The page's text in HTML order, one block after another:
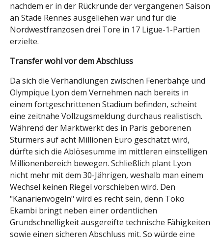
nachdem er in der Rückrunde der vergangenen Saison
an Stade Rennes ausgeliehen war und für die
Nordwestfranzosen drei Tore in 17 Ligue-1-Partien
erzielte.
Transfer wohl vor dem Abschluss
Da sich die Verhandlungen zwischen Fenerbahçe und
Olympique Lyon dem Vernehmen nach bereits in
einem fortgeschrittenen Stadium befinden, scheint
eine zeitnahe Vollzugsmeldung durchaus realistisch.
Während der Marktwerkt des in Paris geborenen
Stürmers auf acht Millionen Euro geschätzt wird,
dürfte sich die Ablösesumme im mittleren einstelligen
Millionenbereich bewegen. Schließlich plant Lyon
nicht mehr mit dem 30-Jährigen, weshalb man einem
Wechsel keinen Riegel vorschieben wird. Den
"Kanarienvögeln" wird es recht sein, denn Toko
Ekambi bringt neben einer ordentlichen
Grundschnelligkeit ausgereifte technische Fähigkeiten
sowie einen sicheren Abschluss mit. So würde eine